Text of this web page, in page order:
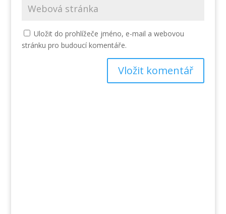
Uložit do prohlížeče jméno, e-mail a webovou
stránku pro budoucí komentáře.